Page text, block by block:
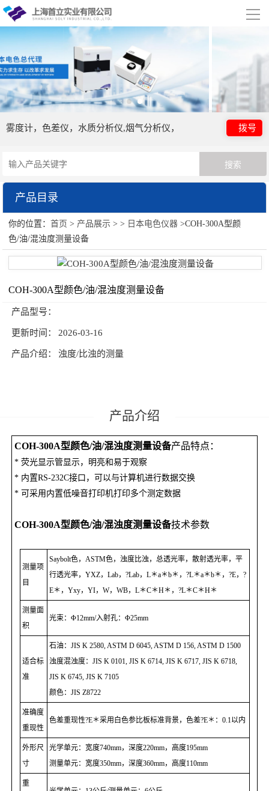
导
网站首页
关于我们
公司简介 合作伙伴
行业应用
视频展示
公司新闻 技术文章
联系我们
雾度计，色差仪，水质分析仪,烟气分析仪， 拨号
产品目录
日本电色仪器
光泽度计
你的位置：首页 > 产品展示 > > 日本电色仪器 >COH-300A型颜
色/油/混浊度测量设备
COH-300A型颜色/油/混浊度测量设备
产品型号：
更新时间： 2026-03-16
产品介绍： 浊度/比浊的测量
产品介绍
COH-300A型颜色/油/混浊度测量设备产品特点：
* 荧光显示管显示，明亮和易于观察
* 内置RS-232C接口，可以与计算机进行数据交换
* 可采用内置低噪音打印机打印多个测定数据
COH-300A型颜色/油/混浊度测量设备技术参数
测量项
目
Saybolt色，ASTM色，浊度比浊，总透光率，散射透光率，平
行透光率，YXZ，Lab，?Lab，L＊a＊b＊，?L＊a＊b＊，?E，?
E＊，Yxy，YI，W，WB，L＊C＊H＊，?L＊C＊H＊
测量面
积
光束：Φ12mm/入射孔：Φ25mm
适合标
准
石油：JIS K 2580, ASTM D 6045, ASTM D 156, ASTM D 1500
浊度混浊度：JIS K 0101, JIS K 6714, JIS K 6717, JIS K 6718,
JIS K 6745, JIS K 7105
颜色：JIS Z8722
准确度
重现性
色差重现性?E＊采用白色参比板标准背景，色差?E＊：0.1以内
外形尺
寸
光学单元：宽度740mm，深度220mm，高度195mm
测量单元：宽度350mm，深度360mm，高度110mm
重